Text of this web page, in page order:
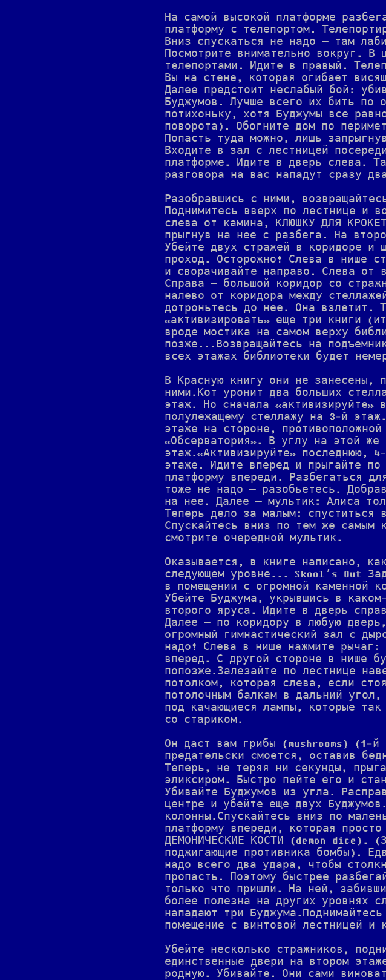
На самой высокой платформе
платформу с телепортом.
Вниз спускаться не надо — там
Посмотрите внимательно вокруг. В
телепортами. Идите в правый.
Вы на стене, которая огибает
Далее предстоит неслабый бой:
Буджумов. Лучше всего их бить по
потихоньку, хотя Буджумы все
поворота). Обогните дом по
Попасть туда можно, лишь
Входите в зал с лестницей
платформе. Идите в дверь слева.
разговора на вас нападут сразу
Разобравшись с ними,
Поднимитесь вверх по лестнице и
слева от камина, КЛЮШКУ ДЛЯ
прыгнув на нее с разбега. На
Убейте двух стражей в коридоре и
проход. Осторожно! Слева в нише
и сворачивайте направо. Слева от
Справа — большой коридор со
налево от коридора между
дотроньтесь до нее. Она взлетит.
«активизировать» еще три книги
вроде мостика на самом верху
позже...Возвращайтесь на
всех этажах библиотеки будет
В Красную книгу они не занесены,
ними.Кот уронит два больших
этаж. Но сначала «активизируйте»
полулежащему стеллажу на 3-й
этаже на стороне,
«Обсерватория». В углу на этой же
этаж.«Активизируйте» последнюю,
этаже. Идите вперед и прыгайте по
платформу впереди. Разбегаться
тоже не надо — разобьетесь.
на нее. Далее — мультик: Алиса
Теперь дело за малым: спуститься
Спускайтесь вниз по тем же самым
смотрите очередной мультик.
Оказывается, в книге написано,
следующем уровне... Skool’s Out
в помещении с огромной каменной
Убейте Буджума, укрывшись в
второго яруса. Идите в дверь
Далее — по коридору в любую
огромный гимнастический зал с
надо! Слева в нише нажмите рычаг:
вперед. С другой стороне в нише
попозже.Залезайте по лестнице
потолком, которая слева, если
потолочным балкам в дальний
под качающиеся лампы, которые
со стариком.
Он даст вам грибы (mushrooms) (1-
предательски смоется, оставив
Теперь, не теряя ни секунды,
эликсиром. Быстро пейте его и
Убивайте Буджумов из угла.
центре и убейте еще двух
колонны.Спускайтесь вниз по
платформу впереди, которая
ДЕМОНИЧЕСКИЕ КОСТИ (demon dice).
поджигающие противника бомбы).
надо всего два удара, чтобы
пропасть. Поэтому быстрее
только что пришли. На ней,
более полезна на других уровнях
нападают три
помещение с винтовой лестницей и
Убейте несколько стражников,
единственные двери на втором
родную. Убивайте. Они сами